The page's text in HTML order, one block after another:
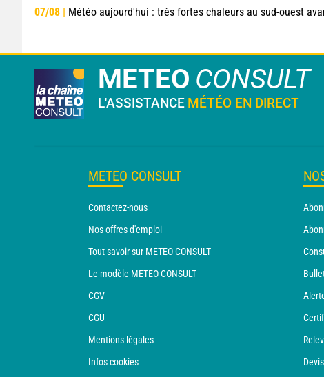
07/08 | Météo aujourd'hui : très fortes chaleurs au sud-ouest avant des orages,
METEO CONSULT
L'ASSISTANCE MÉTÉO EN DIRECT
METEO CONSULT
Contactez-nous
Nos offres d'emploi
Tout savoir sur METEO CONSULT
Le modèle METEO CONSULT
CGV
CGU
Mentions légales
Infos cookies